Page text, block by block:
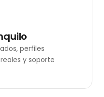
perfiles
y soporte